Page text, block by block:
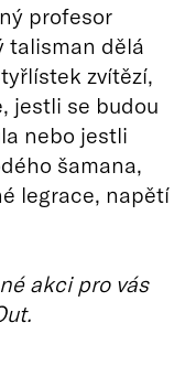
profesor
talisman dělá
zvítězí,
jestli se budou
nebo jestli
šamana,
legrace, napětí
akci pro vás